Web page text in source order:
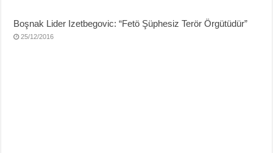
Boşnak Lider Izetbegovic: “Fetö Şüphesiz Terör Örgütüdür”
25/12/2016